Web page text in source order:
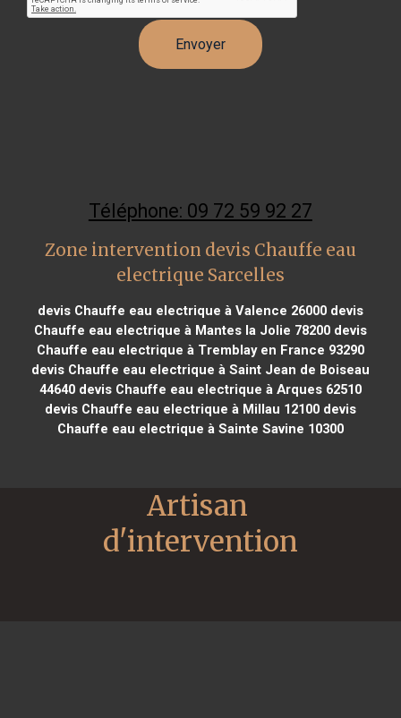
Téléphone: 09 72 59 92 27
Zone intervention devis Chauffe eau
electrique Sarcelles
devis Chauffe eau electrique à Valence 26000devis
Chauffe eau electrique à Mantes la Jolie 78200devis
Chauffe eau electrique à Tremblay en France 93290
devis Chauffe eau electrique à Saint Jean de Boiseau
44640devis Chauffe eau electrique à Arques 62510
devis Chauffe eau electrique à Millau 12100devis
Chauffe eau electrique à Sainte Savine 10300
Artisan
d'intervention